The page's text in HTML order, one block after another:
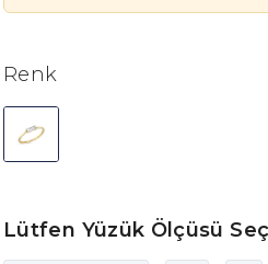
Renk
Lütfen Yüzük Ölçüsü